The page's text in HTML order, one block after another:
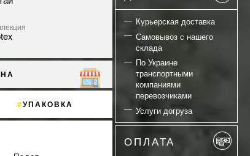
УПАКОВКА
Курьерская доставка
Самовывоз с нашего
склада
По Украине
транспортными
компаниями
перевозчиками
Услуги догруза
ОПЛАТА